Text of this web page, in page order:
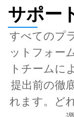
サポー
すべてのプ
ットフォー
トチームに
提出前の徹
れます。ど